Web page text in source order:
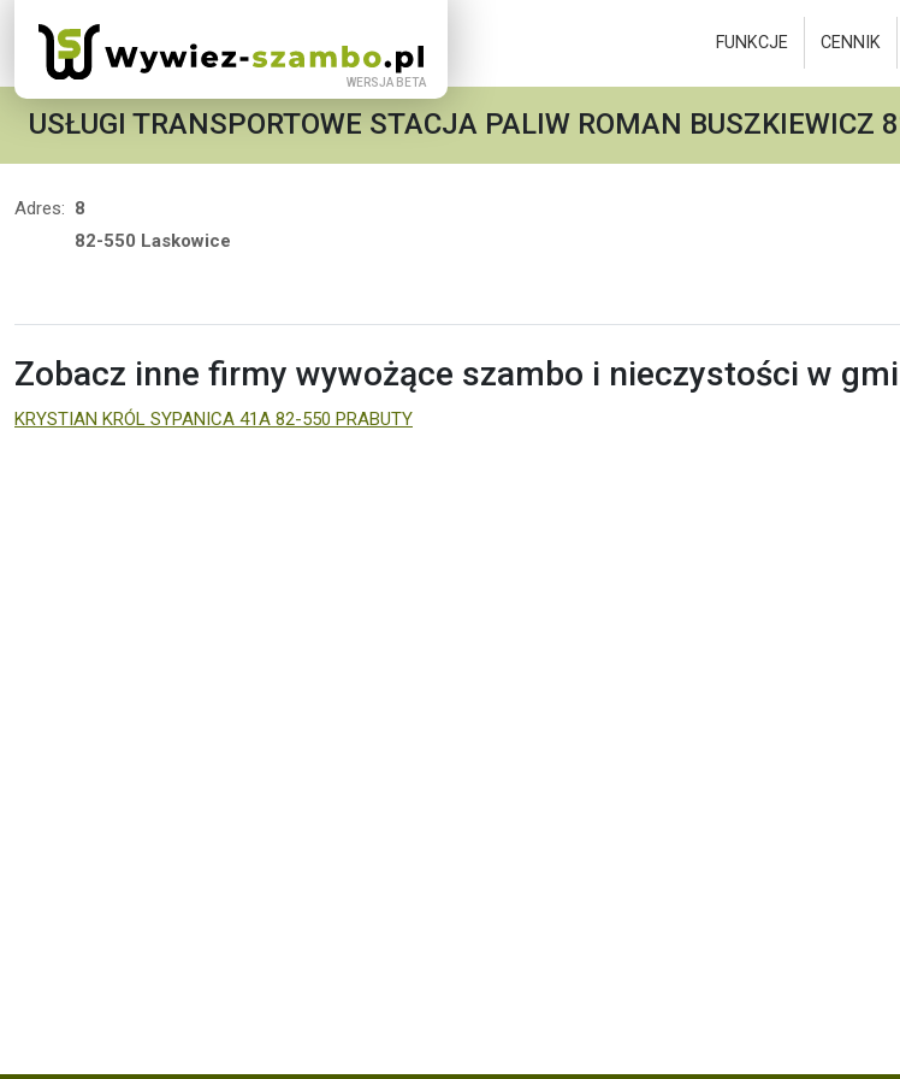
FUNKCJE CENNIK
USŁUGI TRANSPORTOWE STACJA PALIW ROMAN BUSZKIEWICZ
Adres: 8
82-550 Laskowice
Zobacz inne firmy wywożące szambo i nieczystości w
KRYSTIAN KRÓL SYPANICA 41A 82-550 PRABUTY